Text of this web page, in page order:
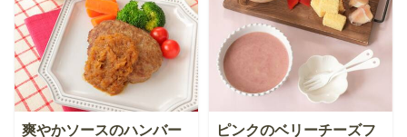
爽やかソースのハンバー
ピンクのベリーチーズフ